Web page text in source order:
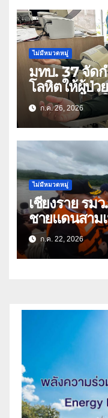
ไม่มีหมวดหมู่
มทบ. 37 จัด
โลหิตให้ผู้ป่ว
เร่งด่วน เนื่อง
พระชนมพรร
เป็นพระราช
พระเจ้าอยู่หัว
ก.ค. 26, 2026
ไม่มีหมวดหมู่
เชียงราย รม
ชายแดนสาม
ลาว ผนึกกำลั
ก.ค. 22, 2026